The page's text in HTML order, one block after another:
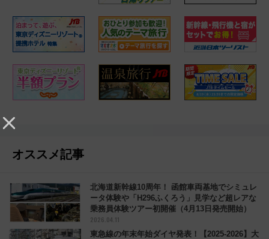
オススメ記事
北海道新幹線10周年！ 函館車両基地でシミュレ
ータ体験や「H296ふくろう」見学など超レアな
乗務員体験ツアー初開催（4月13日発売開始）
2026.04.11
東急線の年末年始ダイヤ発表！【2025-2026】大